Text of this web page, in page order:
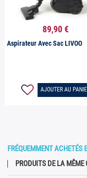
Aperçu rapide
89,90 €
Aspirateur Avec Sac LIVOO
AJOUTER AU
FRÉQUEMMENT ACHETÉS
PRODUITS DE LA MÊME